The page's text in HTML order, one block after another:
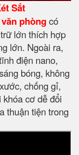
Sắt
phòng có
lớn thích hợp
lớn. Ngoài ra,
điện nano,
bóng, không
chống gỉ,
cơ dễ đổi
thuận tiện trong